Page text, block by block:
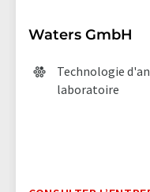
Waters GmbH
Technologie
laboratoire